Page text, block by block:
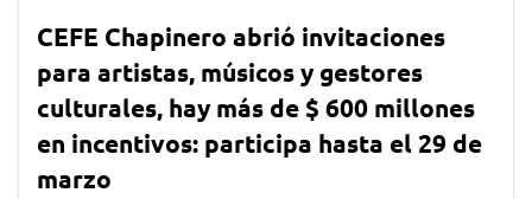
CEFE Chapinero abrió invitaciones
para artistas, músicos y gestores
culturales, hay más de $ 600 millones
en incentivos: participa hasta el 29 de
marzo